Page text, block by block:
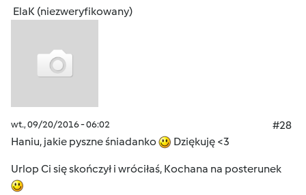
ElaK (niezweryfikowany)
wt., 09/20/2016 - 06:02
#28
Haniu, jakie pyszne śniadanko
Dziękuję <3
Urlop Ci się skończył i wróciłaś, Kochana na posterunek